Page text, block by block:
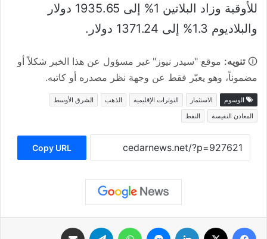
للأوقية وزاد البلاتين 1% إلى 1935.65 دولار
والبلاديوم 1.3% إلى 1371.24 دولار.
🛈تنويه: موقع "سيدر نيوز" غير مسؤول عن هذا الخبر شكلاً أو
مضموناً، وهو يعبّر فقط عن وجهة نظر مصدره أو كاتبه.
الوسوم الاستثمار التوترات الإقليمية الذهب
الشرق الأوسط
المعادن النفيسة
النفط
Copy URL
فيسبوك لينكدإن ماسنجر واتساب تيلقرام